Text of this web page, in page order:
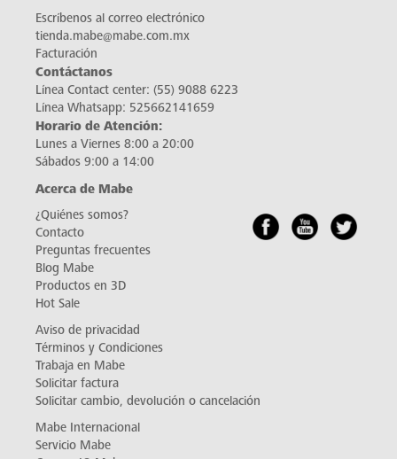
Escríbenos al correo electrónico
tienda.mabe@mabe.com.mx
Facturación
Contáctanos
Línea Contact center: (55) 9088 6223
Línea Whatsapp: 525662141659
Horario de Atención:
Lunes a Viernes 8:00 a 20:00
Sábados 9:00 a 14:00
Acerca de Mabe
¿Quiénes somos?
Contacto
Preguntas frecuentes
Blog Mabe
Productos en 3D
Hot Sale
Aviso de privacidad
Términos y Condiciones
Trabaja en Mabe
Solicitar factura
Solicitar cambio, devolución o cancelación
Mabe Internacional
Servicio Mabe